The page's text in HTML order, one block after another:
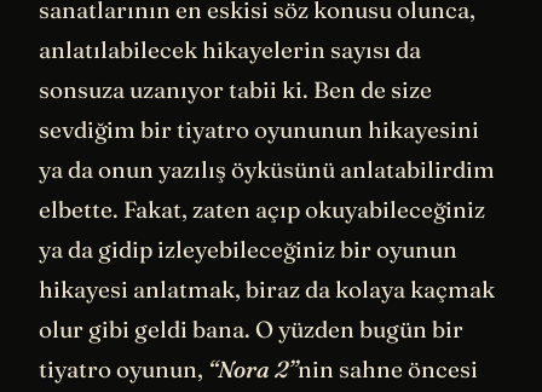
sanatlarının en eskisi söz konusu olunca,
anlatılabilecek hikayelerin sayısı da
sonsuza uzanıyor tabii ki. Ben de size
sevdiğim bir tiyatro oyununun hikayesini
ya da onun yazılış öyküsünü anlatabilirdim
elbette. Fakat, zaten açıp okuyabileceğiniz
ya da gidip izleyebileceğiniz bir oyunun
hikayesi anlatmak, biraz da kolaya kaçmak
olur gibi geldi bana. O yüzden bugün bir
tiyatro oyunun, “Nora 2”nin sahne öncesi